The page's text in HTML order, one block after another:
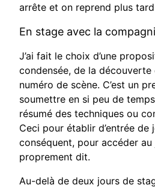
arrête et on reprend plus
En stage avec la
J’ai fait le choix d’une
condensée, de la découverte
numéro de scène. C’est un
soumettre en si peu de
résumé des techniques ou
Ceci pour établir d’entrée de
conséquent, pour accéder
proprement dit.
Au-delà de deux jours de